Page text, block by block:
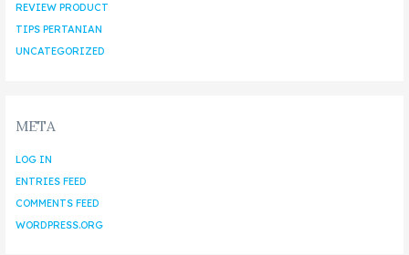
REVIEW PRODUCT
TIPS PERTANIAN
UNCATEGORIZED
META
LOG IN
ENTRIES FEED
COMMENTS FEED
WORDPRESS.ORG